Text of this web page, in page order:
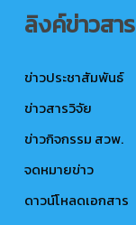
ลิงค์ข่าวสาร
ข่าวประชาสัมพันธ์
ข่าวสารวิจัย
ข่าวกิจกรรม สวพ.
จดหมายข่าว
ดาวน์โหลดเอกสาร